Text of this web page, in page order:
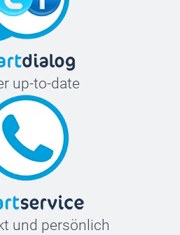
up-to-date
und persönlich